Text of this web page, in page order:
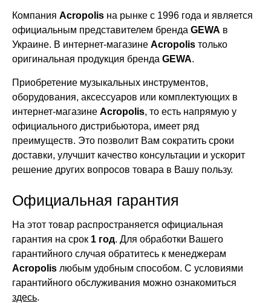
Компания Acropolis на рынке с 1996 года и является
официальным представителем бренда GEWA в
Украине. В интернет-магазине Acropolis только
оригинальная продукция бренда GEWA.
Приобретение музыкальных инструментов,
оборудования, аксессуаров или комплектующих в
интернет-магазине Acropolis, то есть напрямую у
официального дистрибьютора, имеет ряд
преимуществ. Это позволит Вам сократить сроки
доставки, улучшит качество консультации и ускорит
решение других вопросов товара в Вашу пользу.
Официальная гарантия
На этот товар распространяется официальная
гарантия на срок 1 год. Для обработки Вашего
гарантийного случая обратитесь к менеджерам
Acropolis любым удобным способом. С условиями
гарантийного обслуживания можно ознакомиться
здесь.